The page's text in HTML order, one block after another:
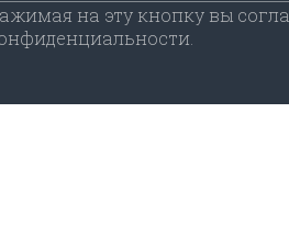
на эту кнопку вы